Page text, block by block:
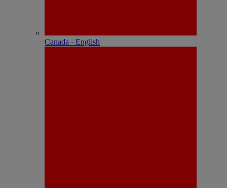
Canada - English